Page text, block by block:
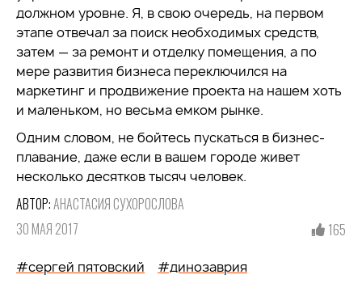
должном уровне. Я, в свою очередь, на первом
этапе отвечал за поиск необходимых средств,
затем — за ремонт и отделку помещения, а по
мере развития бизнеса переключился на
маркетинг и продвижение проекта на нашем хоть
и маленьком, но весьма емком рынке.
Одним словом, не бойтесь пускаться в бизнес-
плавание, даже если в вашем городе живет
несколько десятков тысяч человек.
АВТОР:АНАСТАСИЯ СУХОРОСЛОВА
30 МАЯ 2017
165
#сергей пятовский #динозаврия